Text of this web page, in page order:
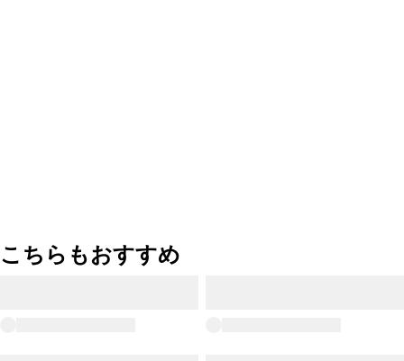
こちらもおすすめ